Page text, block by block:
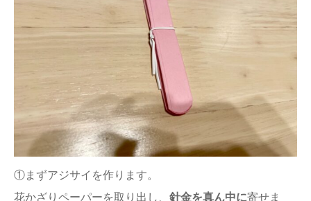
①まずアジサイを作ります。
花かざりペーパーを取り出し、 針金を真ん中に寄せま